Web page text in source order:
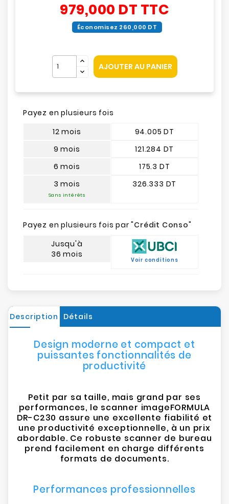
979,000 DT TTC
Économisez 260,000 DT
AJOUTER AU PANIER
Payez en plusieurs fois
12 mois
9 mois
6 mois
3 mois
Sans intérêts
94.005 DT
121.284 DT
175.3 DT
326.333 DT
Payez en plusieurs fois par "Crédit Conso"
Jusqu'à
36 mois
Voir conditions
Description Détails
Design moderne et compact et
puissantes fonctionnalités de
productivité
Petit par sa taille, mais grand par ses
performances, le scanner imageFORMULA
DR-C230 assure une excellente fiabilité et
une productivité exceptionnelle, à un prix
abordable. Ce robuste scanner de bureau
prend facilement en charge différents
formats de documents.
Performances professionnelles